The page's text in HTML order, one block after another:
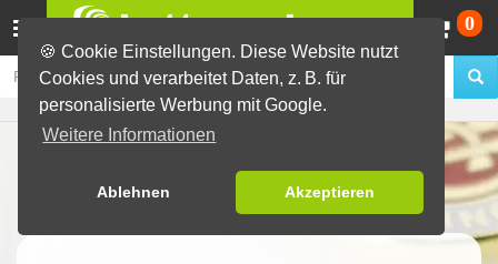
🍪 Cookie Einstellungen. Diese Website nutzt
Cookies und verarbeitet Daten, z. B. für
personalisierte Werbung mit Google.
Weitere Informationen
Ablehnen Akzeptieren
0